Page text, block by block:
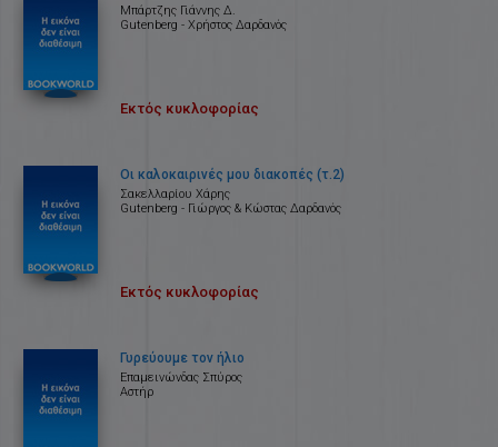
Μπάρτζης Γιάννης Δ.
Gutenberg - Χρήστος Δαρδανός
Εκτός κυκλοφορίας
Οι καλοκαιρινές μου διακοπές (τ.2)
Σακελλαρίου Χάρης
Gutenberg - Γιώργος & Κώστας Δαρδανός
Εκτός κυκλοφορίας
Γυρεύουμε τον ήλιο
Επαμεινώνδας Σπύρος
Αστήρ